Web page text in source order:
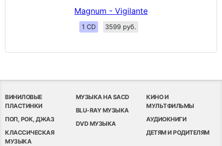
Magnum - Vigilante
1 CD 3599 руб.
ВИНИЛОВЫЕ
ПЛАСТИНКИ
ПОП, РОК, ДЖАЗ
КЛАССИЧЕСКАЯ
МУЗЫКА
МУЗЫКА НА SACD
BLU-RAY МУЗЫКА
DVD МУЗЫКА
КИНО И
МУЛЬТФИЛЬМЫ
АУДИОКНИГИ
ДЕТЯМ И РОДИТЕЛЯМ